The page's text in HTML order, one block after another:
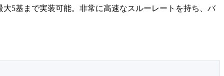
5基まで実装可能。非常に高速なスルーレートを持ち、バ